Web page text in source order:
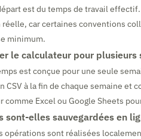
est du temps de travail
car certaines conventions
minimum.
le calculateur pour plusieurs
est conçue pour une seule
CSV à la fin de chaque semaine
comme Excel ou Google Sheets
sont-elles sauvegardées en
opérations sont réalisées